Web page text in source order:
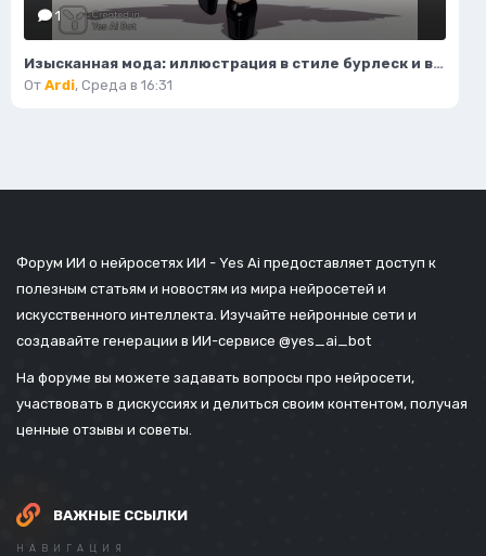
1
Изысканная мода: иллюстрация в стиле бурлеск и высокой моды. Картинка из нейронной сети Flux.1
От Ardi, Среда в 16:31
Форум ИИ о нейросетях ИИ - Yes Ai предоставляет доступ к
полезным статьям и новостям из мира нейросетей и
искусственного интеллекта. Изучайте нейронные сети и
создавайте генерации в ИИ-сервисе @yes_ai_bot
На форуме вы можете задавать вопросы про нейросети,
участвовать в дискуссиях и делиться своим контентом, получая
ценные отзывы и советы.
ВАЖНЫЕ ССЫЛКИ
НАВИГАЦИЯ